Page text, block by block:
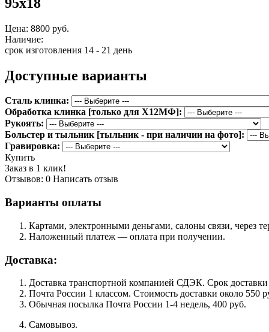
Цена: 8800 руб.
Наличие:
срок изготовления 14 - 21 день
Доступные варианты
Сталь клинка:
Обработка клинка [только для Х12МФ]:
Рукоять:
Больстер и тыльник [тыльник - при наличии на фото]:
Гравировка:
Купить
Заказ в 1 клик!
Отзывов: 0 Написать отзыв
Варианты оплаты
Картами, электронными деньгами, салоны связи, через
Наложенный платеж — оплата при получении.
Доставка:
Доставка транспортной компанией СДЭК. Срок
Почта России 1 классом. Cтоимость доставки около 550
Обычная посылка Почта России 1-4 недель, 400 руб.
Самовывоз.